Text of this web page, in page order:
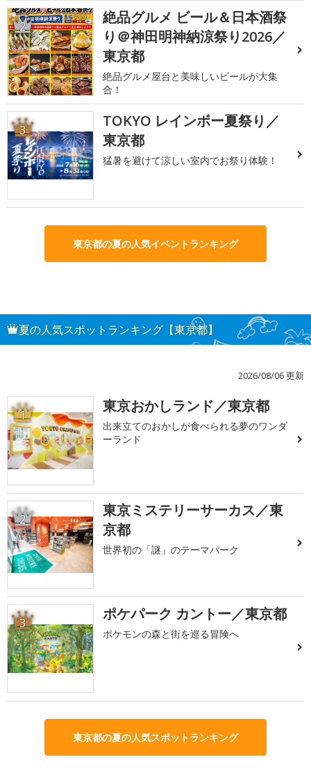
2
絶品グルメ ビール＆日本酒祭
り＠神田明神納涼祭り2026／
東京都
絶品グルメ屋台と美味しいビールが大集
合！
3
TOKYO レインボー夏祭り／
東京都
猛暑を避けて涼しい室内でお祭り体験！
東京都の夏の人気イベントランキング
夏の人気スポットランキング【東京都】
2026/08/06 更新
1 東京おかしランド／東京都
出来立てのおかしが食べられる夢のワンダ
ーランド
2
東京ミステリーサーカス／東
京都
世界初の「謎」のテーマパーク
3 ポケパーク カントー／東京都
ポケモンの森と街を巡る冒険へ
東京都の夏の人気スポットランキング